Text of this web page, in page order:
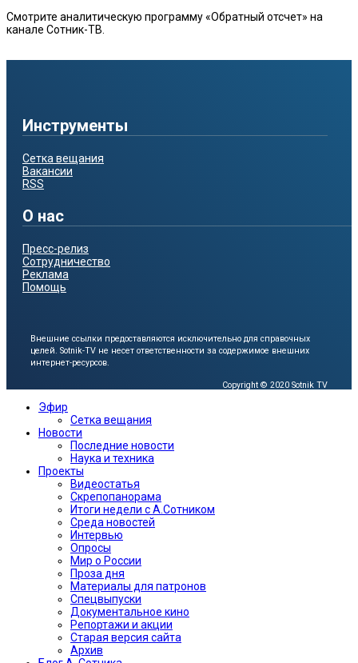
Смотрите аналитическую программу «Обратный отсчет» на
канале Сотник-ТВ.
Инструменты
Сетка вещания
Вакансии
RSS
О нас
Пресс-релиз
Сотрудничество
Реклама
Помощь
Внешние ссылки предоставляются исключительно для справочных
целей. Sotnik-TV не несет ответственности за содержимое внешних
интернет-ресурсов.
Copyright © 2020 Sotnik TV
Эфир
Сетка вещания
Новости
Последние новости
Наука и техника
Проекты
Видеостатья
Скрепопанорама
Итоги недели с А.Сотником
Среда новостей
Интервью
Опросы
Мир о России
Проза дня
Материалы для патронов
Спецвыпуски
Документальное кино
Репортажи и акции
Старая версия сайта
Архив